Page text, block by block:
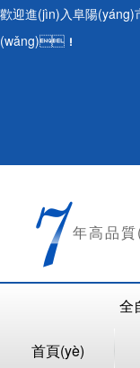
歡迎進(jìn)入阜陽(yáng)
(wǎng)！
年高品
首頁(yè)
全